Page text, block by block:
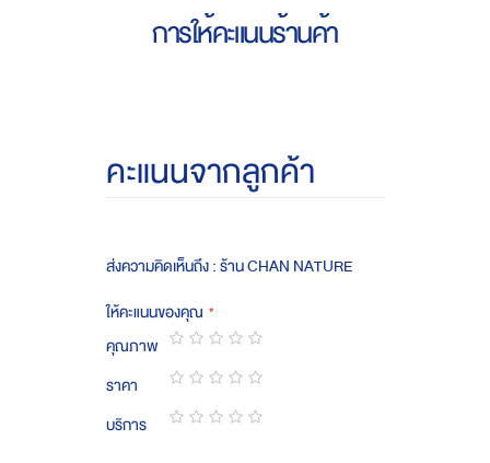
การให้คะแนนร้านค้า
คะแนนจากลูกค้า
ส่งความคิดเห็นถึง : ร้าน CHAN NATURE
ให้คะแนนของคุณ
คุณภาพ
1
star
2
stars
3
stars
4
stars
5
stars
ราคา
1
star
2
stars
3
stars
4
stars
5
stars
บริการ